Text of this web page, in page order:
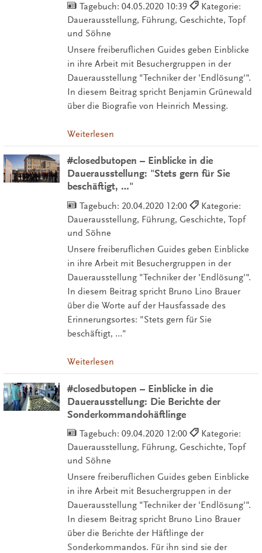
Tagebuch: 04.05.2020 10:39
Kategorie:
Dauerausstellung, Führung, Geschichte, Topf
und Söhne
Unsere freiberuflichen Guides geben Einblicke
in ihre Arbeit mit Besuchergruppen in der
Dauerausstellung "Techniker der 'Endlösung'".
In diesem Beitrag spricht Benjamin Grünewald
über die Biografie von Heinrich Messing.
Weiterlesen
#closedbutopen – Einblicke in die
Dauerausstellung: "Stets gern für Sie
beschäftigt, …"
Tagebuch: 20.04.2020 12:00
Kategorie:
Dauerausstellung, Führung, Geschichte, Topf
und Söhne
Unsere freiberuflichen Guides geben Einblicke
in ihre Arbeit mit Besuchergruppen in der
Dauerausstellung "Techniker der 'Endlösung'".
In diesem Beitrag spricht Bruno Lino Brauer
über die Worte auf der Hausfassade des
Erinnerungsortes: "Stets gern für Sie
beschäftigt, …"
Weiterlesen
#closedbutopen – Einblicke in die
Dauerausstellung: Die Berichte der
Sonderkommandohäftlinge
Tagebuch: 09.04.2020 12:00
Kategorie:
Dauerausstellung, Führung, Geschichte, Topf
und Söhne
Unsere freiberuflichen Guides geben Einblicke
in ihre Arbeit mit Besuchergruppen in der
Dauerausstellung "Techniker der 'Endlösung'".
In diesem Beitrag spricht Bruno Lino Brauer
über die Berichte der Häftlinge der
Sonderkommandos. Für ihn sind sie der